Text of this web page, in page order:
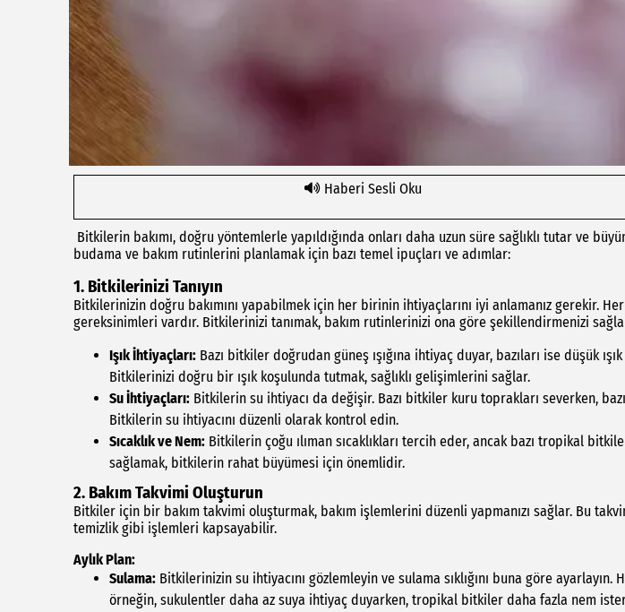
Haberi Sesli Oku
Bitkilerin bakımı, doğru yöntemlerle yapıldığında onları daha uzun süre sağlıklı tutar ve
budama ve bakım rutinlerini planlamak için bazı temel ipuçları ve adımlar:
1. Bitkilerinizi Tanıyın
Bitkilerinizin doğru bakımını yapabilmek için her birinin ihtiyaçlarını iyi anlamanız gerekir. Her
gereksinimleri vardır. Bitkilerinizi tanımak, bakım rutinlerinizi ona göre şekillendirmenizi
Işık İhtiyaçları: Bazı bitkiler doğrudan güneş ışığına ihtiyaç duyar, bazıları ise düşük
Bitkilerinizi doğru bir ışık koşulunda tutmak, sağlıklı gelişimlerini sağlar.
Su İhtiyaçları: Bitkilerin su ihtiyacı da değişir. Bazı bitkiler kuru toprakları severken,
Bitkilerin su ihtiyacını düzenli olarak kontrol edin.
Sıcaklık ve Nem: Bitkilerin çoğu ılıman sıcaklıkları tercih eder, ancak bazı tropikal
sağlamak, bitkilerin rahat büyümesi için önemlidir.
2. Bakım Takvimi Oluşturun
Bitkiler için bir bakım takvimi oluşturmak, bakım işlemlerini düzenli yapmanızı sağlar. Bu
temizlik gibi işlemleri kapsayabilir.
Aylık Plan:
Sulama: Bitkilerinizin su ihtiyacını gözlemleyin ve sulama sıklığını buna göre ayarlayın.
örneğin, sukulentler daha az suya ihtiyaç duyarken, tropikal bitkiler daha fazla nem